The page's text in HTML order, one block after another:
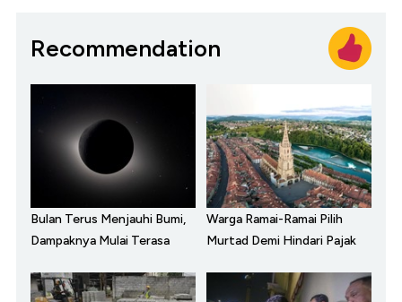
Recommendation
Bulan Terus Menjauhi Bumi,
Dampaknya Mulai Terasa
Warga Ramai-Ramai Pilih
Murtad Demi Hindari Pajak